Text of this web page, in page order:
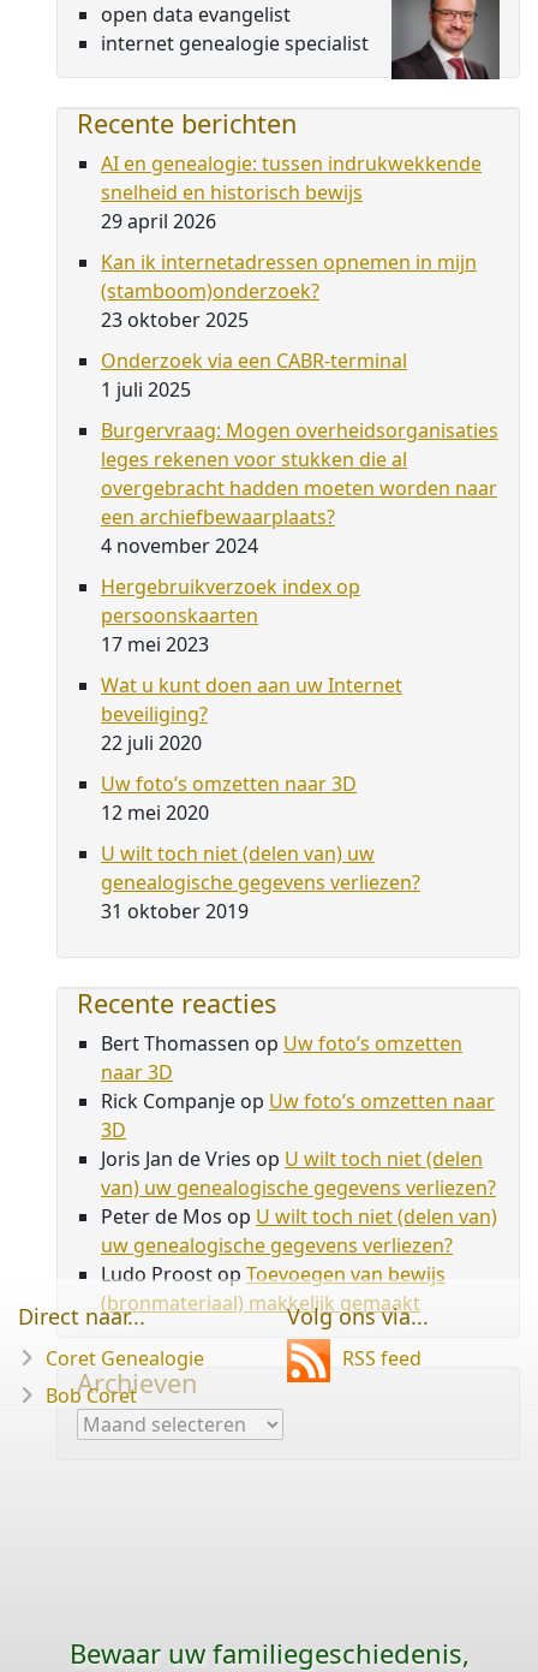
open data evangelist
internet genealogie specialist
Recente berichten
AI en genealogie: tussen indrukwekkende
snelheid en historisch bewijs
29 april 2026
Kan ik internetadressen opnemen in mijn
(stamboom)onderzoek?
23 oktober 2025
Onderzoek via een CABR-terminal
1 juli 2025
Burgervraag: Mogen overheidsorganisaties
leges rekenen voor stukken die al
overgebracht hadden moeten worden naar
een archiefbewaarplaats?
4 november 2024
Hergebruikverzoek index op
persoonskaarten
17 mei 2023
Wat u kunt doen aan uw Internet
beveiliging?
22 juli 2020
Uw foto’s omzetten naar 3D
12 mei 2020
U wilt toch niet (delen van) uw
genealogische gegevens verliezen?
31 oktober 2019
Recente reacties
Bert Thomassen op Uw foto’s omzetten
naar 3D
Rick Companje op Uw foto’s omzetten naar
3D
Joris Jan de Vries op U wilt toch niet (delen
van) uw genealogische gegevens verliezen?
Peter de Mos op U wilt toch niet (delen van)
uw genealogische gegevens verliezen?
Ludo Proostop Toevoegen van bewijs
(bronmateriaal) makkelijk gemaakt
Archieven
Archieven
Direct naar...
Coret Genealogie
Bob Coret
Volg ons via...
RSS feed
Bewaar uw familie­geschiedenis,